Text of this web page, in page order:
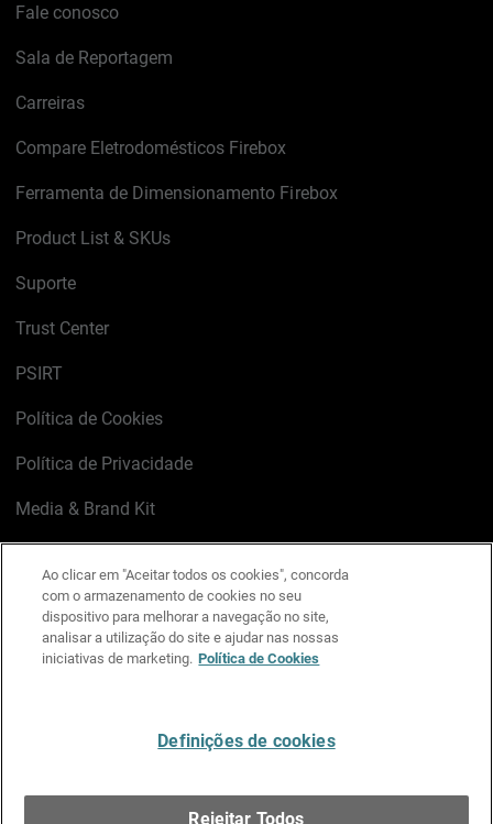
Fale conosco
Sala de Reportagem
Carreiras
Compare Eletrodomésticos Firebox
Ferramenta de Dimensionamento Firebox
Product List & SKUs
Suporte
Trust Center
PSIRT
Política de Cookies
Política de Privacidade
Media & Brand Kit
LinkedIn
X FacebookInstagram
YouTube
Ao clicar em "Aceitar todos os cookies", concorda
com o armazenamento de cookies no seu
dispositivo para melhorar a navegação no site,
analisar a utilização do site e ajudar nas nossas
iniciativas de marketing. Política de Cookies
Definições de cookies
Rejeitar Todos